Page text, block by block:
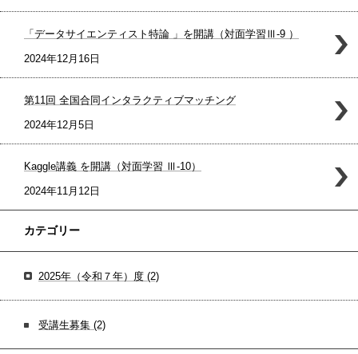
「データサイエンティスト特論 」を開講（対面学習Ⅲ-9 ）
2024年12月16日
第11回 全国合同インタラクティブマッチング
2024年12月5日
Kaggle講義 を開講（対面学習 Ⅲ-10）
2024年11月12日
カテゴリー
2025年（令和７年）度 (2)
受講生募集 (2)